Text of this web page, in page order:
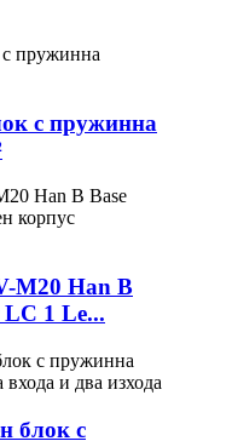
с пружинна
M20 Han B
LC 1 Le...
блок с